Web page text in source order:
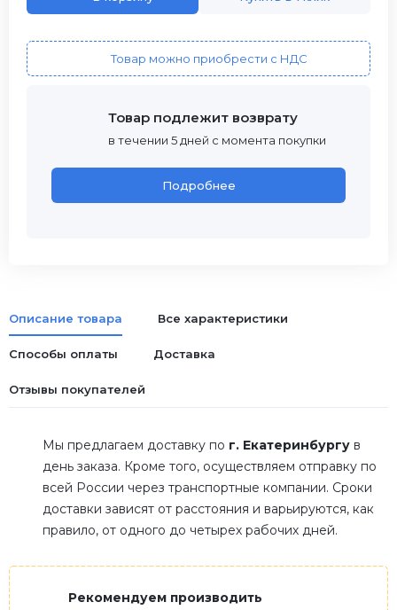
Товар можно приобрести с НДС
Товар подлежит возврату
в течении 5 дней с момента покупки
Подробнее
Описание товара Все характеристики
Способы оплаты Доставка
Отзывы покупателей
Мы предлагаем доставку по г. Екатеринбургу в
день заказа. Кроме того, осуществляем отправку по
всей России через транспортные компании. Сроки
доставки зависят от расстояния и варьируются, как
правило, от одного до четырех рабочих дней.
Рекомендуем производить